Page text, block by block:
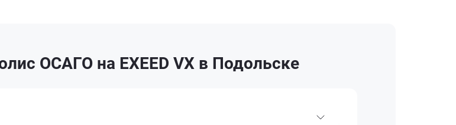
ОСАГО на EXEED VX в Подольске